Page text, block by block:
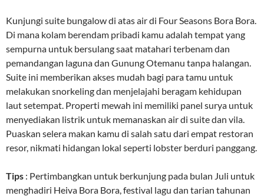
Kunjungi suite bungalow di atas air di Four Seasons Bora Bora.
Di mana kolam berendam pribadi kamu adalah tempat yang
sempurna untuk bersulang saat matahari terbenam dan
pemandangan laguna dan Gunung Otemanu tanpa halangan.
Suite ini memberikan akses mudah bagi para tamu untuk
melakukan snorkeling dan menjelajahi beragam kehidupan
laut setempat. Properti mewah ini memiliki panel surya untuk
menyediakan listrik untuk memanaskan air di suite dan vila.
Puaskan selera makan kamu di salah satu dari empat restoran
resor, nikmati hidangan lokal seperti lobster berduri panggang.
Tips : Pertimbangkan untuk berkunjung pada bulan Juli untuk
menghadiri Heiva Bora Bora, festival lagu dan tarian tahunan